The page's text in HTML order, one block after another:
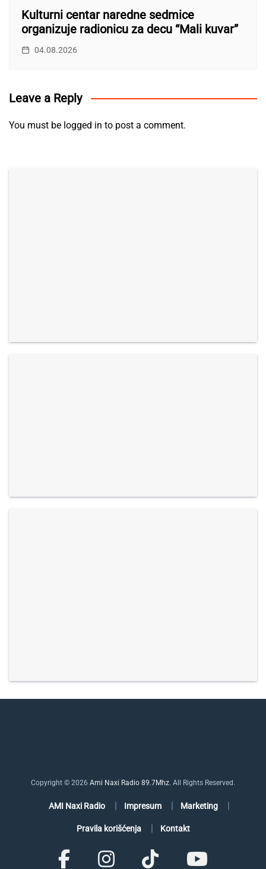
Kulturni centar naredne sedmice
organizuje radionicu za decu “Mali kuvar”
04.08.2026
Leave a Reply
You must be logged in to post a comment.
Copyright © 2026 Ami Naxi Radio 89.7Mhz. All Rights Reserved.
AMI Naxi Radio Impresum Marketing
Pravila korišćenja Kontakt